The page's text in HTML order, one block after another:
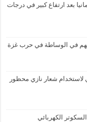
بعد ارتفاع كبير في درجات
في الوساطة في حرب غزة
شعار نازي محظور
الكهربائي